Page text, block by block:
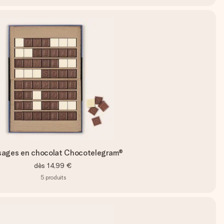
en chocolat Chocotelegram®
dès 14,99 €
5 produits